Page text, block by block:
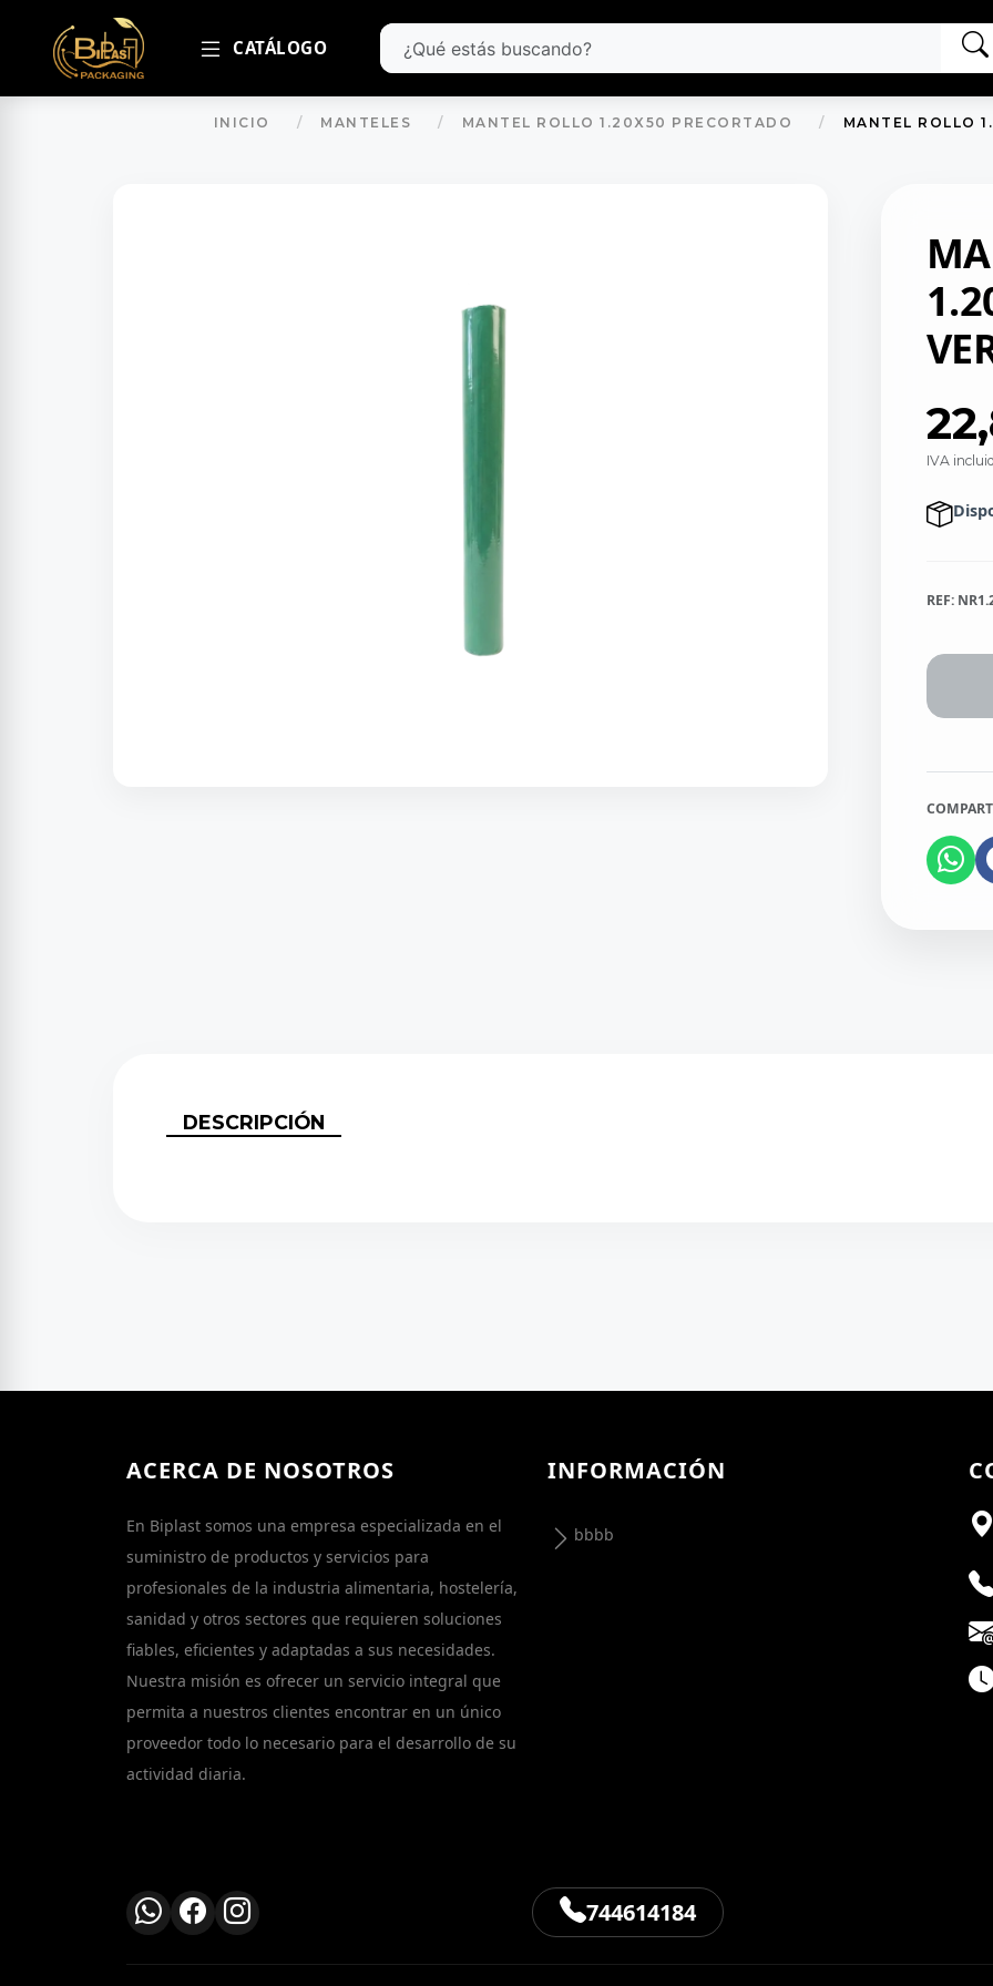
CATÁLOGO
INICIO MANTELES MANTEL ROLLO 1.20X50 PRECORTADO MANTEL ROLLO
IVA
REF:
DESCRIPCIÓN
ACERCA DE NOSOTROS
En Biplast somos una empresa especializada en el
suministro de productos y servicios para
profesionales de la industria alimentaria, hostelería,
sanidad y otros sectores que requieren soluciones
fiables, eficientes y adaptadas a sus necesidades.
Nuestra misión es ofrecer un servicio integral que
permita a nuestros clientes encontrar en un único
proveedor todo lo necesario para el desarrollo de su
actividad diaria.
INFORMACIÓN
bbbb
744614184